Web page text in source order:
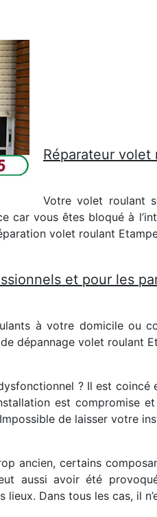
Réparateur volet
Votre volet roulant
car vous êtes bloqué à
volet roulant
et pour les
à votre domicile ou
dépannage volet roulant
? Il est coincé
est compromise
de laisser votre
ancien, certains
aussi avoir été
Dans tous les cas, il